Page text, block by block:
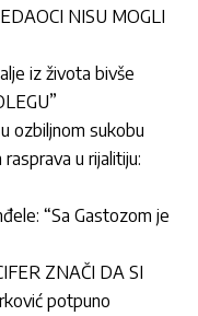
NISU MOGLI
iz života bivše
ozbiljnom sukobu
u rijalitiju:
“Sa Gastozom je
ZNAČI DA SI
potpuno